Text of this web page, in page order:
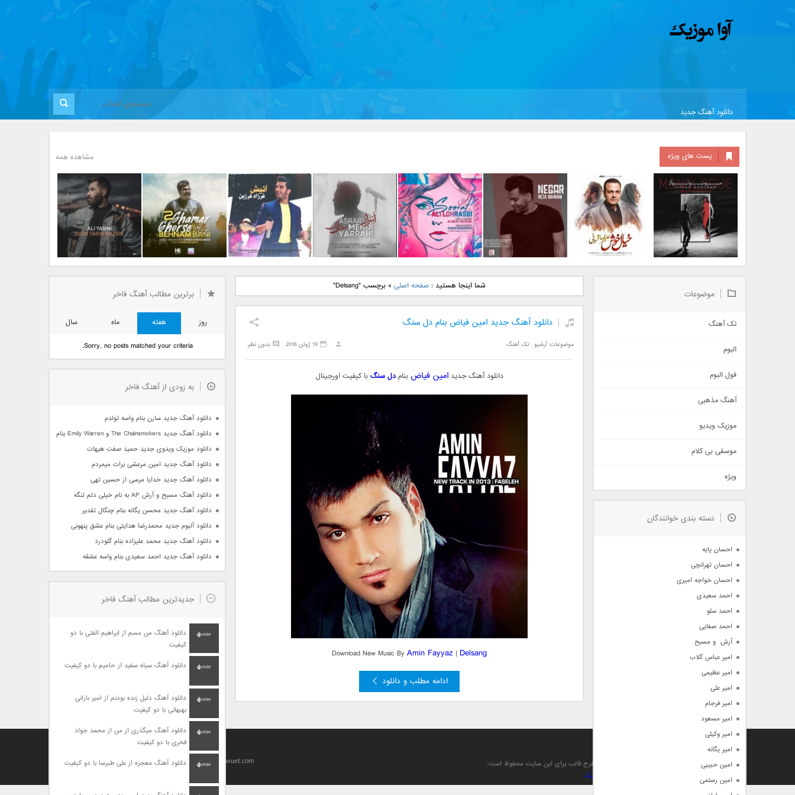
دانلود آهنگ جدید
پست های ویژه مشاهده همه
خسروی بنام مونولوگ
دانلود آهنگ جدید علیرضا
دانلود آهنگ جدید رضا
دانلود آهنگ جدید علی
لهراسبی بنام صورت
دانلود آهنگ جدید مهدی
یراحی بنام اسرار
دانلود آهنگ جدید فرزاد
بانی بنام قرص قمر 2
یاسینی بنام دورترین نزدیک
شما اینجا هستید :صفحه اصلی »برچسب "Delsang"
دانلود آهنگ جدید امین فیاض بنام دل سنگ
موضوعات:آرشیو ,تک آهنگ بدون نظر 19 ژوئن 2016
دانلود آهنگ جدیدامین فیاض بنام دل سنگ با کیفیت اورجینال
Download New Music ByAmin Fayyaz | Delsang
ادامه مطلب و دانلود
برترین مطالب آهنگ فاخر
روز هفته ماه
سال
Sorry, no posts matched your criteria.
به زودی از آهنگ فاخر
دانلود آهنگ جدید سارن بنام واسه تولدم
دانلود آهنگ جدید The Chainsmokers و Emily Warren بنام Side Effects
دانلود موزیک ویدوی جدید حمید صفت هیهات
دانلود آهنگ جدید امین مرعشی برات میمردم
دانلود آهنگ جدید خدایا مرسی از حسین تهی
دانلود آهنگ مسیح و آرش AP به نام خیلی دلم تنگه
دانلود آهنگ جدید محسن یگانه بنام چنگال تقدیر
دانلود آلبوم جدید محمدرضا هدایتی بنام عشق پنهونی
دانلود آهنگ جدید محمد علیزاده بنام گلودرد
دانلود آهنگ جدید احمد سعیدی بنام واسه عشقه
جدیدترین مطالب آهنگ فاخر
دانلود آهنگ من مسم از ابراهیم الفتی با دو
کیفیت
دانلود آهنگ سیاه سفید از حامیم با دو کیفیت
دانلود آهنگ دلیل زنده بودنم از امیر بارانی
بهبهانی با دو کیفیت
دانلود آهنگ میگذری از من از محمد جواد
فخری با دو کیفیت
دانلود آهنگ معجزه از علی طبرسا با دو کیفیت
موضوعات
تک آهنگ
اجتماعی
حماسی
سنتی
اهنگ بندرعباسی
دمو
مذهبی
جدیدترین ها
البوم
فول البوم
آهنگ مذهبی
موزیک ویدیو
موسقی بی کلام
ویژه
دسته بندی خوانندگان
احسان پایه
احسان تهرانچی
احسان خواجه امیری
احمد سعیدی
احمد سلو
احمد صفایی
آرش  و مسیح
امیر عباس گلاب
امیر عظیمی
امیر علی
امیر فرجام
امیر مسعود
امیر وکیلی
امیر یگانه
امین حبیبی
امین رستمی
تمام حقوق مادی , معنوی , مطالب و طرح قالب برای این سایت محفوظ است.
بک لینک
Copyright 2010-2021 | Allright Reserved by viagrawuet.com